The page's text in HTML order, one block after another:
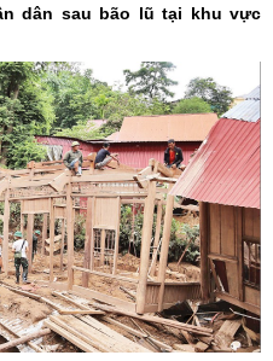
dân sau bão lũ tại khu vực